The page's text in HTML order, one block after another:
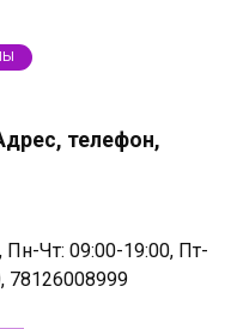
телефон,
Чт: 09:00-19:00, Пт-
78126008999